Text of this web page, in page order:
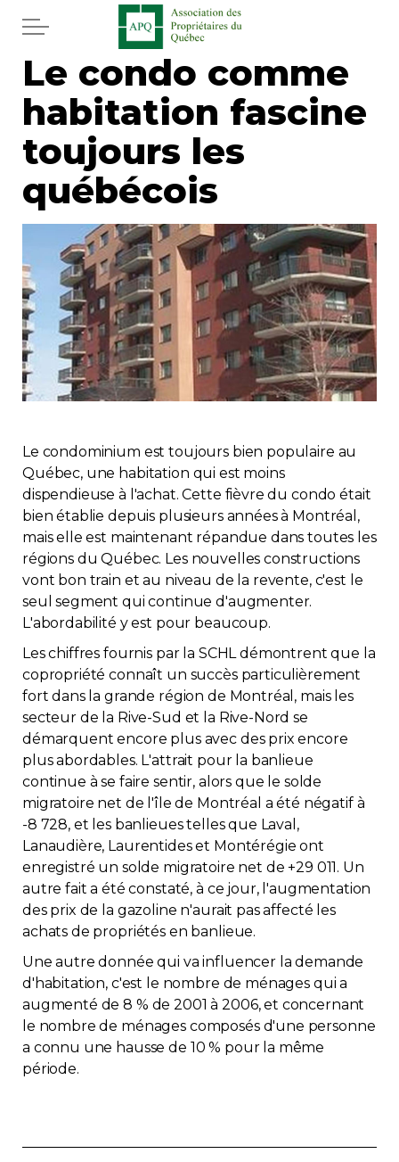
Aller au contenu principal
Accueil
Services
Actualités
Journal
Juridique
Mot de l'éditeur
Divers
Réglementation
Copropriété
Environnement
Rabais APQ
App APQ
Médias
FAQ
Zone Membres
Français
Contact
Adhésion
Le condo comme
habitation fascine
toujours les
québécois
Le condominium est toujours bien populaire au
Québec, une habitation qui est moins
dispendieuse à l'achat. Cette fièvre du condo était
bien établie depuis plusieurs années à Montréal,
mais elle est maintenant répandue dans toutes les
régions du Québec. Les nouvelles constructions
vont bon train et au niveau de la revente, c'est le
seul segment qui continue d'augmenter.
L'abordabilité y est pour beaucoup.
Les chiffres fournis par la SCHL démontrent que la
copropriété connaît un succès particulièrement
fort dans la grande région de Montréal, mais les
secteur de la Rive-Sud et la Rive-Nord se
démarquent encore plus avec des prix encore
plus abordables. L'attrait pour la banlieue
continue à se faire sentir, alors que le solde
migratoire net de l'île de Montréal a été négatif à
-8 728, et les banlieues telles que Laval,
Lanaudière, Laurentides et Montérégie ont
enregistré un solde migratoire net de +29 011. Un
autre fait a été constaté, à ce jour, l'augmentation
des prix de la gazoline n'aurait pas affecté les
achats de propriétés en banlieue.
Une autre donnée qui va influencer la demande
d'habitation, c'est le nombre de ménages qui a
augmenté de 8 % de 2001 à 2006, et concernant
le nombre de ménages composés d'une personne
a connu une hausse de 10 % pour la même
période.